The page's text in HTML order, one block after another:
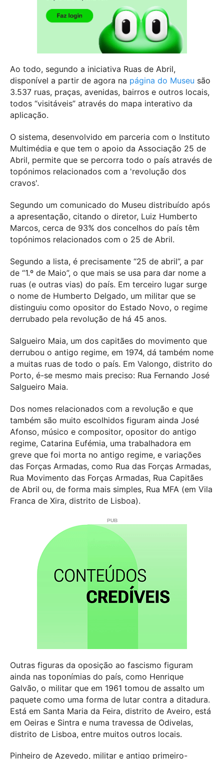
Ao todo, segundo a iniciativa Ruas de Abril,
disponível a partir de agora na página do Museu são
3.537 ruas, praças, avenidas, bairros e outros locais,
todos “visitáveis” através do mapa interativo da
aplicação.
O sistema, desenvolvido em parceria com o Instituto
Multimédia e que tem o apoio da Associação 25 de
Abril, permite que se percorra todo o país através de
topónimos relacionados com a 'revolução dos
cravos'.
Segundo um comunicado do Museu distribuído após
a apresentação, citando o diretor, Luiz Humberto
Marcos, cerca de 93% dos concelhos do país têm
topónimos relacionados com o 25 de Abril.
Segundo a lista, é precisamente “25 de abril”, a par
de “1.º de Maio”, o que mais se usa para dar nome a
ruas (e outras vias) do país. Em terceiro lugar surge
o nome de Humberto Delgado, um militar que se
distinguiu como opositor do Estado Novo, o regime
derrubado pela revolução de há 45 anos.
Salgueiro Maia, um dos capitães do movimento que
derrubou o antigo regime, em 1974, dá também nome
a muitas ruas de todo o país. Em Valongo, distrito do
Porto, é-se mesmo mais preciso: Rua Fernando José
Salgueiro Maia.
Dos nomes relacionados com a revolução e que
também são muito escolhidos figuram ainda José
Afonso, músico e compositor, opositor do antigo
regime, Catarina Eufémia, uma trabalhadora em
greve que foi morta no antigo regime, e variações
das Forças Armadas, como Rua das Forças Armadas,
Rua Movimento das Forças Armadas, Rua Capitães
de Abril ou, de forma mais simples, Rua MFA (em Vila
Franca de Xira, distrito de Lisboa).
Outras figuras da oposição ao fascismo figuram
ainda nas toponímias do país, como Henrique
Galvão, o militar que em 1961 tomou de assalto um
paquete como uma forma de lutar contra a ditadura.
Está em Santa Maria da Feira, distrito de Aveiro, está
em Oeiras e Sintra e numa travessa de Odivelas,
distrito de Lisboa, entre muitos outros locais.
Pinheiro de Azevedo, militar e antigo primeiro-